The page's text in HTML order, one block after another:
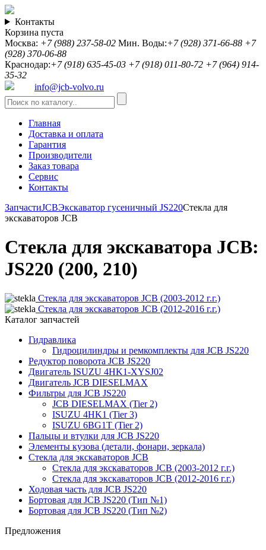
Контакты
Корзина пуста
Москва: +7 (988) 237-58-02 Мин. Воды:+7 (928) 371-66-88 +7
(928) 370-06-88
Краснодар:+7 (918) 635-45-03 +7 (918) 011-80-72 +7 (964) 914-
35-32
info@jcb-volvo.ru
Главная
Доставка и оплата
Гарантия
Производители
Заказ товара
Сервис
Контакты
ЗапчастиJCBЭкскаватор гусеничный JS220Стекла для
экскаваторов JCB
Стекла для экскаватора JCB:
JS220 (200, 210)
Стекла для экскаваторов JCB (2003-2012 г.г.)
Стекла для экскаваторов JCB (2012-2016 г.г.)
Каталог запчастей
Гидравлика
Гидроцилиндры и ремкомплекты для JCB JS220
Редуктор поворота JCB JS220
Двигатель ISUZU 4HK1-XYSJ02
Двигатель JCB DIESELMAX
Фильтры для JCB JS220
JCB DIESELMAX (Tier 2)
ISUZU 4HK1 (Tier 3)
ISUZU 6BG1T (Tier 2)
Пальцы и втулки для JCB JS220
Элементы кузова (детали, фонари, зеркала)
Стекла для экскаваторов JCB
Стекла для экскаваторов JCB (2003-2012 г.г.)
Стекла для экскаваторов JCB (2012-2016 г.г.)
Ходовая часть для JCB JS220
Бортовая для JCB JS220 (Тип №1)
Бортовая для JCB JS220 (Тип №2)
Предложения